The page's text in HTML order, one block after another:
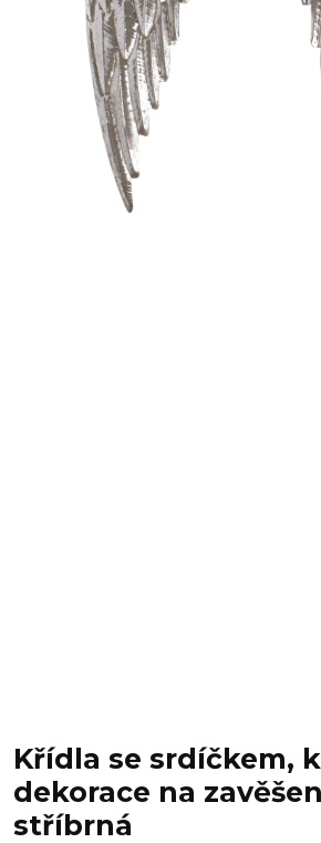
Křídla se srdíčkem,
dekorace na
stříbrná